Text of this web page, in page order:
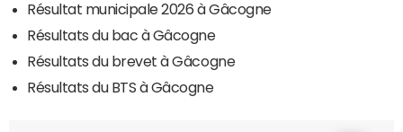
Résultat municipale 2026 à Gâcogne
Résultats du bac à Gâcogne
Résultats du brevet à Gâcogne
Résultats du BTS à Gâcogne